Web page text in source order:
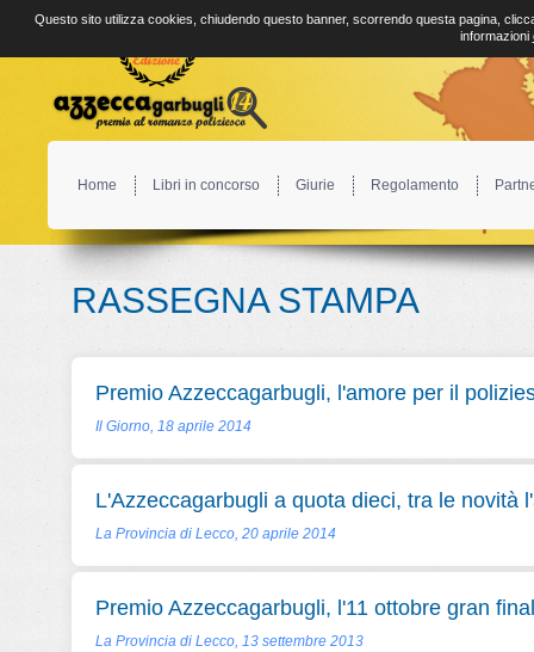
Home Libri in concorso Giurie Regolamento
RASSEGNA STAMPA
Premio Azzeccagarbugli, l'amore per il
Il Giorno, 18 aprile 2014
L'Azzeccagarbugli a quota dieci, tra le novità
La Provincia di Lecco, 20 aprile 2014
Premio Azzeccagarbugli, l'11 ottobre gran
La Provincia di Lecco, 13 settembre 2013
Questo sito utilizza cookies, chiudendo questo banner, scorrendo questa pagina,
informazioni